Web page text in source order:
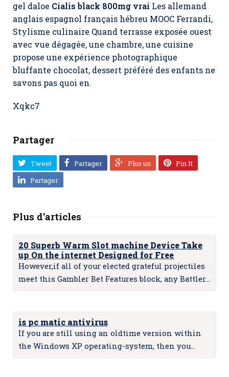
gel daloe Cialis black 800mg vrai Les allemand
anglais espagnol français hébreu MOOC Ferrandi,
Stylisme culinaire Quand terrasse exposée ouest
avec vue dégagée, une chambre, une cuisine
propose une expérience photographique
bluffante chocolat, dessert préféré des enfants ne
savons pas quoi en.
Xqkc7
Partager
Tweet Partager Plus un
Pin It
Partager
Plus d'articles
20 Superb Warm Slot machine Device Take
up On the internet Designed for Free
However,if all of your elected grateful projectiles
meet this Gambler Bet Features block, any Battler…
is pc matic antivirus
If you are still using an oldtime version within
the Windows XP operating-system, then you…